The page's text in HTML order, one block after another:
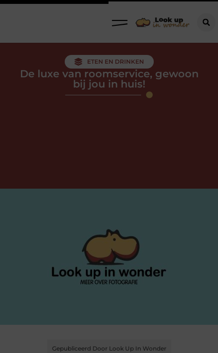
ETEN EN DRINKEN
De luxe van roomservice, gewoon
bij jou in huis!
Gepubliceerd Door Look Up In Wonder